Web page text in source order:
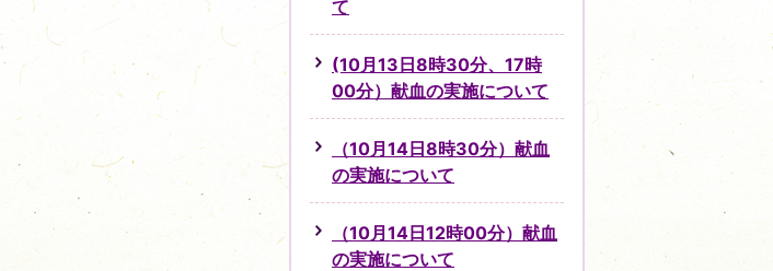
て
(10月13日8時30分、17時
00分）献血の実施について
（10月14日8時30分）献血
の実施について
（10月14日12時00分）献血
の実施について